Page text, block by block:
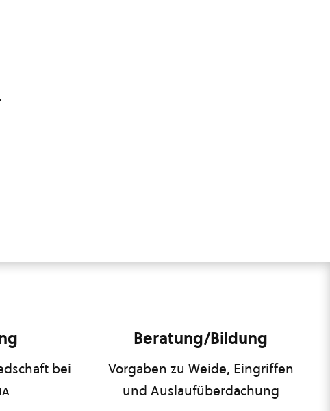
bei
Beratung/Bildung
Vorgaben zu Weide, Eingriffen
und Auslaufüberdachung